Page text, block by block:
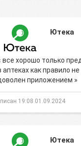
Ютека
все хорошо только
аптеках как правило
приложением »
19:08 01.09.2024
Ютека